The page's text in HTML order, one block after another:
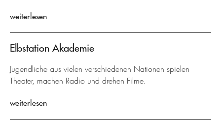
weiterlesen
Elbstation Akademie
Jugendliche aus vielen verschiedenen Nationen spielen
Theater, machen Radio und drehen Filme.
weiterlesen